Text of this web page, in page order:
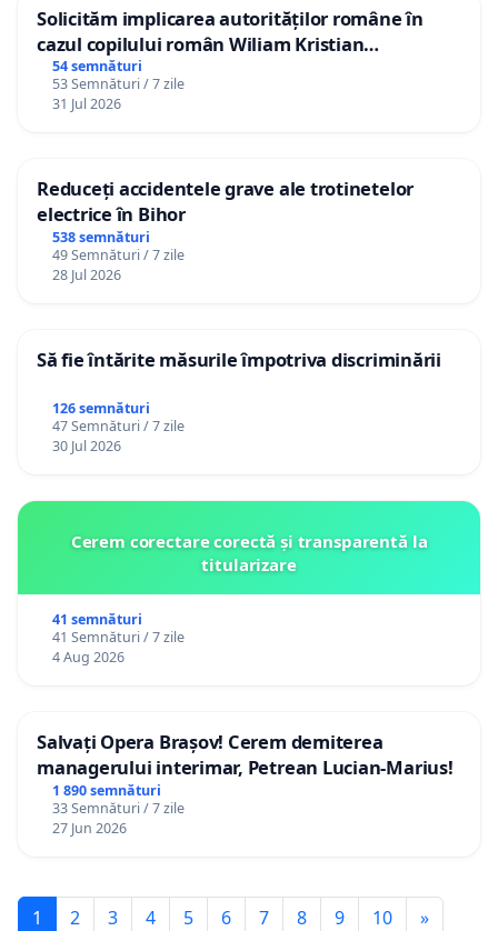
Solicităm implicarea autorităților române în
cazul copilului român Wiliam Kristian
Gheorghe, aflat în plasament în Danemarca de
12 ani
54 semnături
53 Semnături / 7 zile
31 Jul 2026
Reduceți accidentele grave ale trotinetelor
electrice în Bihor
538 semnături
49 Semnături / 7 zile
28 Jul 2026
Să fie întărite măsurile împotriva discriminării
126 semnături
47 Semnături / 7 zile
30 Jul 2026
Cerem corectare corectă și transparentă la
titularizare
41 semnături
41 Semnături / 7 zile
4 Aug 2026
Salvați Opera Brașov! Cerem demiterea
managerului interimar, Petrean Lucian-Marius!
1 890 semnături
33 Semnături / 7 zile
27 Jun 2026
1 2 3 4 5 6 7 8 9 10 »